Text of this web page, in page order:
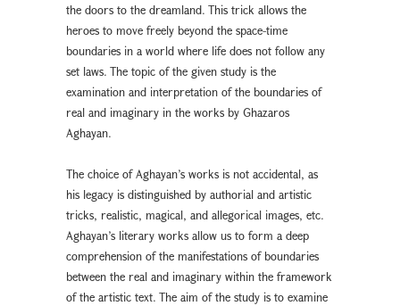
the doors to the dreamland. This trick allows the
heroes to move freely beyond the space-time
boundaries in a world where life does not follow any
set laws. The topic of the given study is the
examination and interpretation of the boundaries of
real and imaginary in the works by Ghazaros
Aghayan.
The choice of Aghayan’s works is not accidental, as
his legacy is distinguished by authorial and artistic
tricks, realistic, magical, and allegorical images, etc.
Aghayan’s literary works allow us to form a deep
comprehension of the manifestations of boundaries
between the real and imaginary within the framework
of the artistic text. The aim of the study is to examine